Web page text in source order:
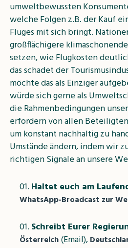
umweltbewussten
welche Folgen z.B. der Kauf
Fluges mit sich bringt.
großflächigere
setzen, wie Flugkosten
das schadet der
möchte das als Einziger
würde sich gerne als
die Rahmenbedingungen
erfordern von allen
um konstant nachhaltig zu
Umstände ändern, indem wir
richtigen Signale an unsere
Haltet euch am
WhatsApp-Broadcast zur
Schreibt Eurer
Österreich(Email),